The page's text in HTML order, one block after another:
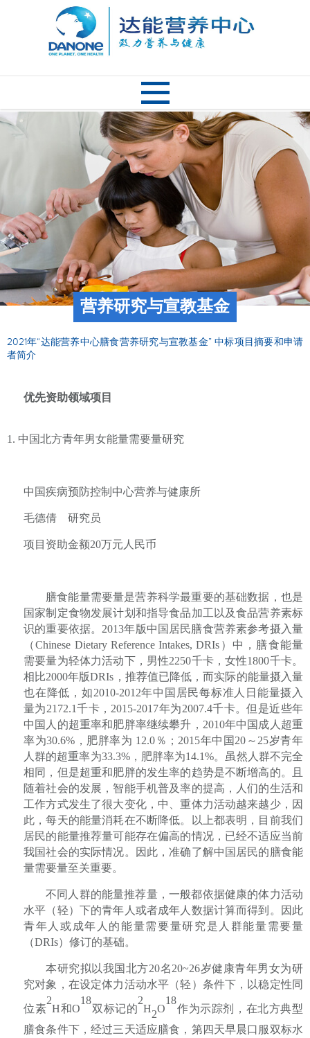
营养研究与宣教基金
2021年“达能营养中心膳食营养研究与宣教基金” 中标项目摘要和申请
者简介
优先资助领域项目
1. 中国北方青年男女能量需要量研究
中国疾病预防控制中心营养与健康所
毛德倩 研究员
项目资助金额20万元人民币
膳食能量需要量是营养科学最重要的基础数据，也是
国家制定食物发展计划和指导食品加工以及食品营养素标
识的重要依据。 2013年版中国居民膳食营养素参考摄入量
（Chinese Dietary Reference Intakes, DRIs ）中，膳食能量
需要量为轻体力活动下，男性2250千卡，女性1800千卡。
相比2000年版DRIs ，推荐值已降低，而实际的能量摄入量
也在降低，如2010-2012年中国居民每标准人日能量摄入
量为2172.1千卡， 2015-2017年为2007.4千卡。但是近些年
中国人的超重率和肥胖率继续攀升， 2010年中国成人超重
率为30.6% ，肥胖率为 12.0％； 2015年中国 20 ～ 25岁青年
人群的超重率为33.3%，肥胖率为14.1%。虽然人群不完全
相同，但是超重和肥胖的发生率的趋势是不断增高的。且
随着社会的发展，智能手机普及率的提高，人们的生活和
工作方式发生了很大变化，中、重体力活动越来越少，因
此，每天的能量消耗在不断降低。以上都表明，目前我们
居民的能量推荐量可能存在偏高的情况，已经不适应当前
我国社会的实际情况。因此，准确了解中国居民的膳食能
量需要量至关重要。
不同人群的能量推荐量，一般都依据健康的体力活动
水平（轻）下的青年人或者成年人数据计算而得到。因此
青年人或成年人的能量需要量研究是人群能量需要量
（DRIs）修订的基础。
本研究拟以我国北方20名20~26岁健康青年男女为研
究对象，在设定体力活动水平（轻）条件下，以稳定性同
位素
2
H和O
18
双标记的
2
H2O
18
作为示踪剂，在北方典型
膳食条件下，经过三天适应膳食，第四天早晨口服双标水